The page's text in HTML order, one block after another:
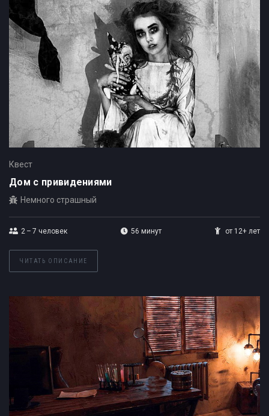
Квест
Дом с привидениями
Немного страшный
2 – 7 человек 56 минут от 12+ лет
ЧИТАТЬ ОПИСАНИЕ